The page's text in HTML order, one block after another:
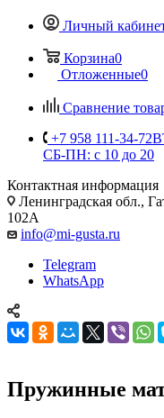
Личный
Корзина0
Отложенные0
Сравнение
+7 958 111-34-72
СБ-ПН: с 10 до 20
Контактная информация
Ленинградская обл.,
102А
info@mi-gusta.ru
Telegram
WhatsApp
Пружинные